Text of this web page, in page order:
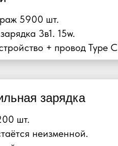
5900 шт.
3в1. 15w.
+ провод Type
зарядка
шт.
неизменной.